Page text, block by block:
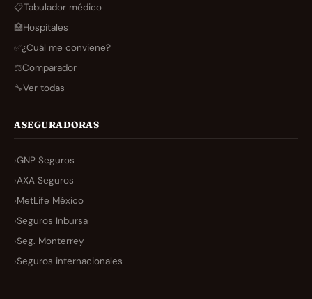
📋Tabulador médico
🏥Hospitales
✅¿Cuál me conviene?
⚖️Comparador
🔧Ver todas
ASEGURADORAS
›GNP Seguros
›AXA Seguros
›MetLife México
›Seguros Inbursa
›Seg. Monterrey
›Seguros internacionales